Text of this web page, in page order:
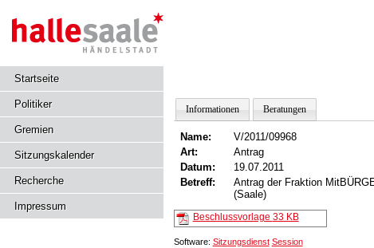
Startseite
Politiker
Gremien
Sitzungskalender
Recherche
Impressum
Informationen Beratungen
Name:
V/2011/09968
Art:
Antrag
Datum:
19.07.2011
Betreff:
Antrag der Fraktion
(Saale)
Beschlussvorlage 33 KB
Software: Sitzungsdienst Session